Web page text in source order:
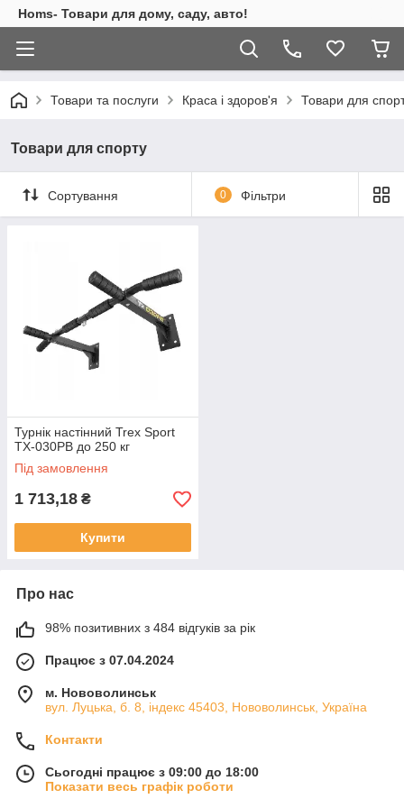
Homs- Товари для дому, саду, авто!
Товари та послуги Краса і здоров'я Товари для
Товари для спорту
Сортування 0 Фільтри
Турнік настінний Trex Sport
TX-030PB до 250 кг
Під замовлення
1 713,18 ₴
Купити
Про нас
98% позитивних з 484 відгуків за рік
Працює з 07.04.2024
м. Нововолинськ
вул. Луцька, б. 8, індекс 45403, Нововолинськ, Україна
Контакти
Сьогодні працює з 09:00 до 18:00
Показати весь графік роботи